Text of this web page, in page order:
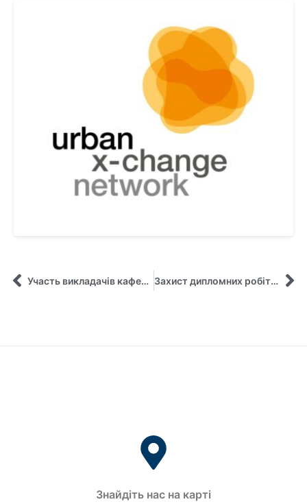
Участь викладачів кафедри управління в серії воркшопів «Uni-Biz Bridge» Захист дипломних робіт магістрів
Знайдіть нас на карті